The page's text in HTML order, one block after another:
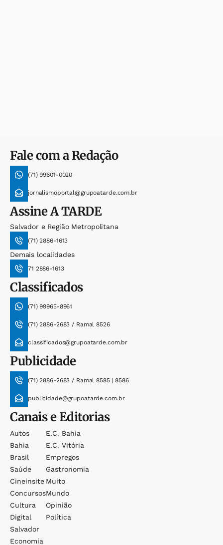
Fale com a Redação
(71) 99601-0020
jornalismoportal@grupoatarde.com.br
AssineA TARDE
Salvador e Região Metropolitana
(71) 2886-1613
Demais localidades
71 2886-1613
Classificados
(71) 99965-8961
(71) 2886-2683 / Ramal 8526
classificados@grupoatarde.com.br
Publicidade
(71) 2886-2683 / Ramal 8585 | 8586
publicidade@grupoatarde.com.br
Canais e Editorias
Autos
Bahia
Brasil
Saúde
Cineinsite
Concursos
Cultura
Digital
Salvador
Economia
E.c. Bahia
E.c. Vitória
Empregos
Gastronomia
Muito
Mundo
Opinião
Política